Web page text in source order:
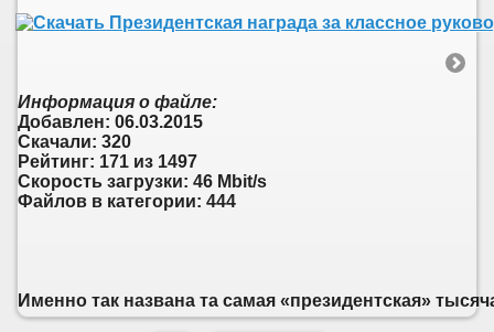
Информация о файле:
Добавлен: 06.03.2015
Скачали: 320
Рейтинг: 171 из 1497
Скорость загрузки: 46 Mbit/s
Файлов в категории: 444
Именно так названа та самая «президентская»